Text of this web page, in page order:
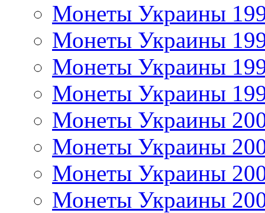
Монеты Украины
Монеты Украины
Монеты Украины
Монеты Украины
Монеты Украины
Монеты Украины
Монеты Украины
Монеты Украины